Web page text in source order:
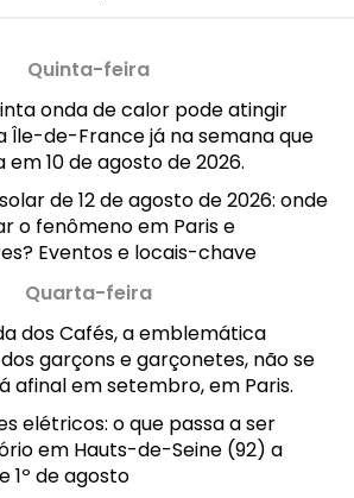
Quinta-feira
onda de calor pode atingir
Île-de-France já na semana que
10 de agosto de 2026.
de 12 de agosto de 2026: onde
o fenômeno em Paris e
Eventos e locais-chave
Quarta-feira
dos Cafés, a emblemática
garçons e garçonetes, não se
afinal em setembro, em Paris.
elétricos: o que passa a ser
em Hauts-de-Seine (92) a
1º de agosto